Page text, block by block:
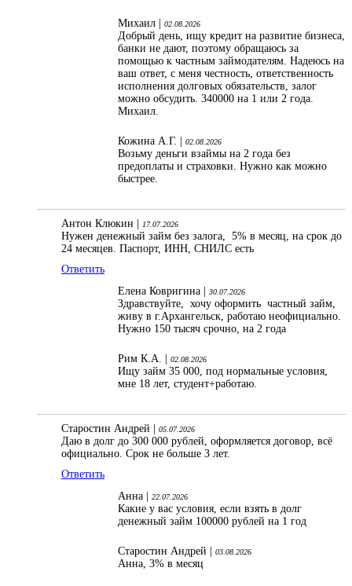
Михаил | 02.08.2026
Добрый день, ищу кредит на развитие бизнеса,
банки не дают, поэтому обращаюсь за
помощью к частным займодателям. Надеюсь на
ваш ответ, с меня честность, ответственность
исполнения долговых обязательств, залог
можно обсудить. 340000 на 1 или 2 года.
Михаил.
Кожина А.Г. | 02.08.2026
Возьму деньги взаймы на 2 года без
предоплаты и страховки. Нужно как можно
быстрее.
Антон Клюкин | 17.07.2026
Нужен денежный займ без залога, 5% в месяц, на срок до
24 месяцев. Паспорт, ИНН, СНИЛС есть
Ответить
Елена Ковригина | 30.07.2026
Здравствуйте, хочу оформить частный займ,
живу в г.Архангельск, работаю неофициально.
Нужно 150 тысяч срочно, на 2 года
Рим К.А. | 02.08.2026
Ищу займ 35 000, под нормальные условия,
мне 18 лет, студент+работаю.
Старостин Андрей | 05.07.2026
Даю в долг до 300 000 рублей, оформляется договор, всё
официально. Срок не больше 3 лет.
Ответить
Анна | 22.07.2026
Какие у вас условия, если взять в долг
денежный займ 100000 рублей на 1 год
Старостин Андрей | 03.08.2026
Анна, 3% в месяц